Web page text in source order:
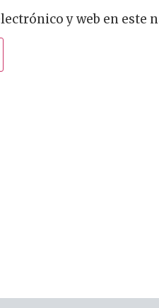
y web en este